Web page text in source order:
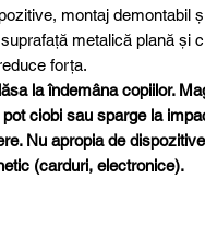
montaj demontabil
metalică plană și
forța.
la îndemâna copiilor.
ciobi sau sparge la
Nu apropia de
(carduri, electronice).